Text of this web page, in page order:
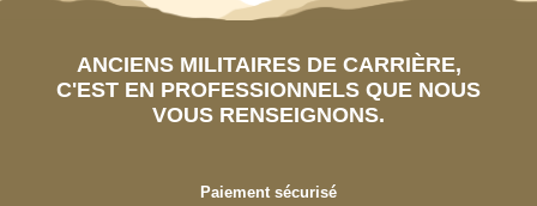
ANCIENS MILITAIRES DE CARRIÈRE,
C'EST EN PROFESSIONNELS QUE NOUS
VOUS RENSEIGNONS.
Paiement sécurisé